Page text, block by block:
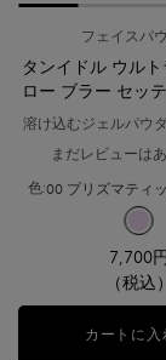
フェイスパ
タンイドル ウル
ロー ブラー セッ
ダー
溶け込むジェルパウ
まだレビューは
色:
選
00
7,700円
（税込）
カートに入
イエローベースの少し
PO-01 ピンクオーク
O-03 イエロ
選択済み
商品バ選